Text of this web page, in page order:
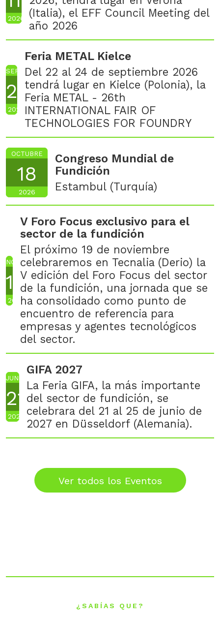
2026
(Italia), el EFF Council Meeting del
año 2026
SEPTIEMBRE
22
2026
Feria METAL Kielce
Del 22 al 24 de septiembre 2026
tendrá lugar en Kielce (Polonia), la
Feria METAL - 26th
INTERNATIONAL FAIR OF
TECHNOLOGIES FOR FOUNDRY
OCTUBRE
18
2026
Congreso Mundial de
Fundición
Estambul (Turquía)
NOVIEMBRE
19
2026
V Foro Focus exclusivo para el
sector de la fundición
El próximo 19 de noviembre
celebraremos en Tecnalia (Derio) la
V edición del Foro Focus del sector
de la fundición, una jornada que se
ha consolidado como punto de
encuentro de referencia para
empresas y agentes tecnológicos
del sector.
JUNIO
21
2027
GIFA 2027
La Feria GIFA, la más importante
del sector de fundición, se
celebrara del 21 al 25 de junio de
2027 en Düsseldorf (Alemania).
Ver todos los Eventos
¿SABÍAS QUE?